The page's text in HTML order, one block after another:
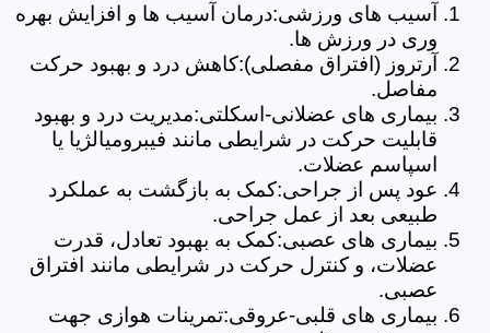
آسیب های ورزشی:درمان آسیب ها و افزایش بهره
وری در ورزش ها.
آرتروز (افتراق مفصلی):کاهش درد و بهبود حرکت
مفاصل.
بیماری های عضلانی-اسکلتی:مدیریت درد و بهبود
قابلیت حرکت در شرایطی مانند فیبرومیالژیا یا
اسپاسم عضلات.
عود پس از جراحی:کمک به بازگشت به عملکرد
طبیعی بعد از عمل جراحی.
بیماری های عصبی:کمک به بهبود تعادل، قدرت
عضلات، و کنترل حرکت در شرایطی مانند افتراق
عصبی.
بیماری های قلبی-عروقی:تمرینات هوازی جهت